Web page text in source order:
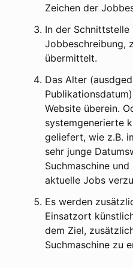
Zeichen der
In der
Jobbeschreibung,
übermittelt.
Das Alter
Website überein.
systemgenerierte
geliefert, wie z.B.
sehr junge
Suchmaschine
aktuelle Jobs
Es werden
Einsatzort
dem Ziel,
Suchmaschine zu